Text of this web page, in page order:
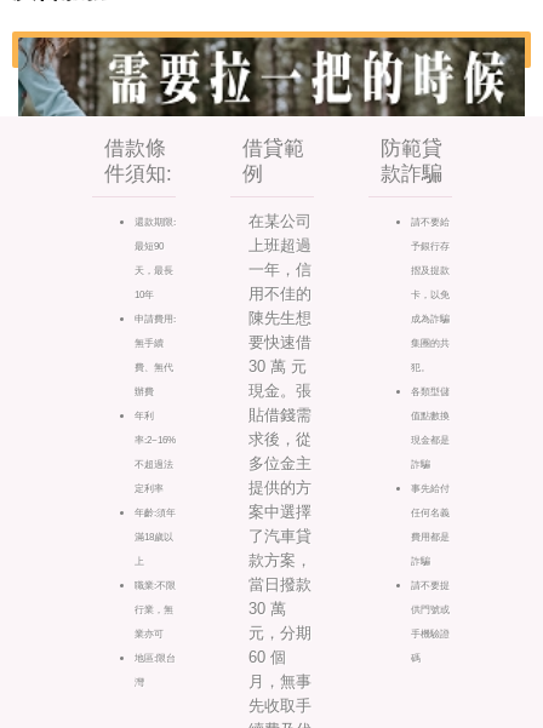
借款條
件須知:
還款期限:
最短90
天，最長
10年
申請費用:
無手續
費、無代
辦費
年利
率:2~16%
不超過法
定利率
年齡:須年
滿18歲以
上
職業:不限
行業，無
業亦可
地區:限台
灣
借貸範
例
在某公司
上班超過
一年，信
用不佳的
陳先生想
要快速借
30 萬 元
現金。張
貼借錢需
求後，從
多位金主
提供的方
案中選擇
了汽車貸
款方案，
當日撥款
30 萬
元，分期
60 個
月，無事
先收取手
防範貸
款詐騙
請不要給
予銀行存
摺及提款
卡，以免
成為詐騙
集團的共
犯。
各類型儲
值點數換
現金都是
詐騙
事先給付
任何名義
費用都是
詐騙
請不要提
供門號或
手機驗證
碼